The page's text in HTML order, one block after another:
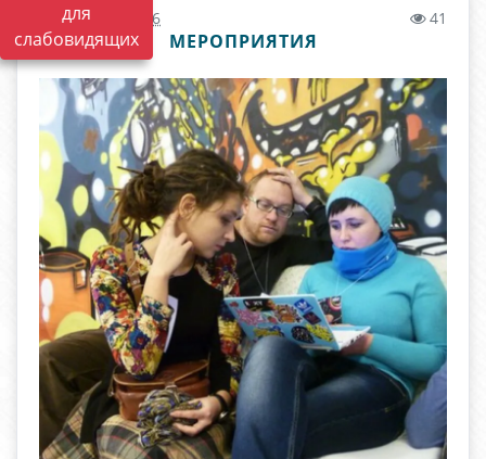
для
слабовидящих
07.02.2022 11:46 41
МЕРОПРИЯТИЯ